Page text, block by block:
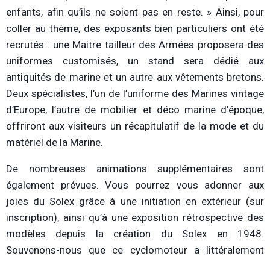
enfants, afin qu’ils ne soient pas en reste. » Ainsi, pour
coller au thème, des exposants bien particuliers ont été
recrutés : une Maitre tailleur des Armées proposera des
uniformes customisés, un stand sera dédié aux
antiquités de marine et un autre aux vêtements bretons.
Deux spécialistes, l’un de l’uniforme des Marines vintage
d’Europe, l’autre de mobilier et déco marine d’époque,
offriront aux visiteurs un récapitulatif de la mode et du
matériel de la Marine.
De nombreuses animations supplémentaires sont
également prévues. Vous pourrez vous adonner aux
joies du Solex grâce à une initiation en extérieur (sur
inscription), ainsi qu’à une exposition rétrospective des
modèles depuis la création du Solex en 1948.
Souvenons-nous que ce cyclomoteur a littéralement